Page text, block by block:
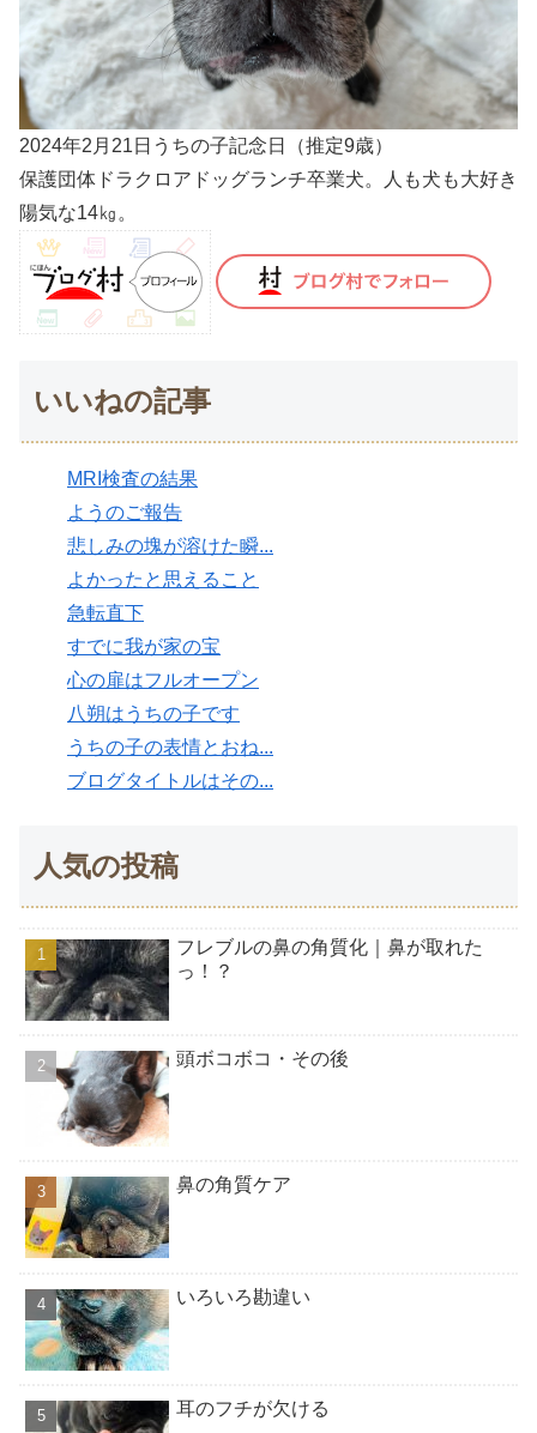
2024年2月21日うちの子記念日（推定9歳）
保護団体ドラクロアドッグランチ卒業犬。人も犬も大好き
陽気な14㎏。
いいねの記事
MRI検査の結果
ようのご報告
悲しみの塊が溶けた瞬...
よかったと思えること
急転直下
すでに我が家の宝
心の扉はフルオープン
八朔はうちの子です
うちの子の表情とおね...
ブログタイトルはその...
人気の投稿
フレブルの鼻の角質化｜鼻が取れた
っ！？
頭ボコボコ・その後
鼻の角質ケア
いろいろ勘違い
耳のフチが欠ける